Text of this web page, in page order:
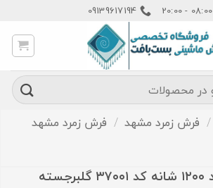
08:00 - 20:00
09139617194
/ فرش زمرد مشهد / فرش زمرد مشهد
فرش زمرد مشهد ۱۲۰۰ شانه کد ۳۷۰۰۱ گلبرجسته